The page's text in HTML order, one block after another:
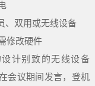
双用或无线设备
修改硬件
计别致的无线设备
会议期间发言，登机